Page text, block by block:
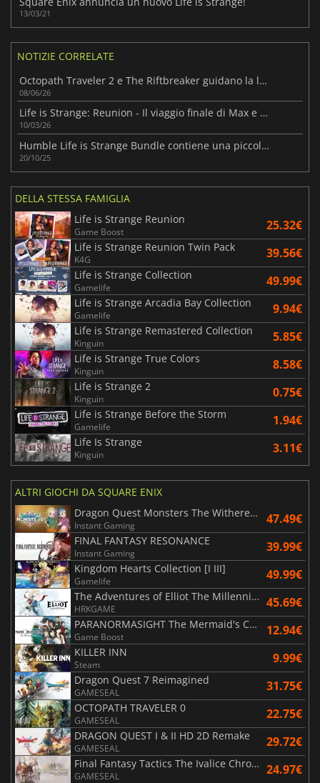
13/03/21
NOTIZIE CORRELATE
Octopath Traveler 2 e The Riftbreaker guidano la lista degli Humble Choice di giugno 2026
08/06/26
Life is Strange: Reunion - Il viaggio finale di Max e Chloe
10/03/26
Humble Life is Strange Bundle contiene una piccola ma toccante lineup di Square Enix
20/10/25
DELLA STESSA FAMIGLIA
Life is Strange Reunion
Game Boost 25.32€
Life is Strange Reunion Twin Pack
K4G 39.56€
Life is Strange Collection
Gamelife 49.99€
Life is Strange Arcadia Bay Collection
Gamelife 9.94€
Life is Strange Remastered Collection
Kinguin 5.85€
Life is Strange True Colors
Kinguin 8.58€
Life is Strange 2
Kinguin 0.75€
Life is Strange Before the Storm
Gamelife 1.94€
Life Is Strange
Kinguin 3.11€
ALTRI GIOCHI DA SQUARE ENIX
Dragon Quest Monsters The Withered World
Instant Gaming 47.49€
FINAL FANTASY RESONANCE
Instant Gaming 39.99€
Kingdom Hearts Collection [I III]
Gamelife 49.99€
The Adventures of Elliot The Millennium Tales
HRKGAME 45.69€
PARANORMASIGHT The Mermaid's Curse
Game Boost 12.94€
KILLER INN
Steam 9.99€
Dragon Quest 7 Reimagined
GAMESEAL 31.75€
OCTOPATH TRAVELER 0
GAMESEAL 22.75€
DRAGON QUEST I & II HD 2D Remake
GAMESEAL 29.72€
Final Fantasy Tactics The Ivalice Chronicles
GAMESEAL 24.97€